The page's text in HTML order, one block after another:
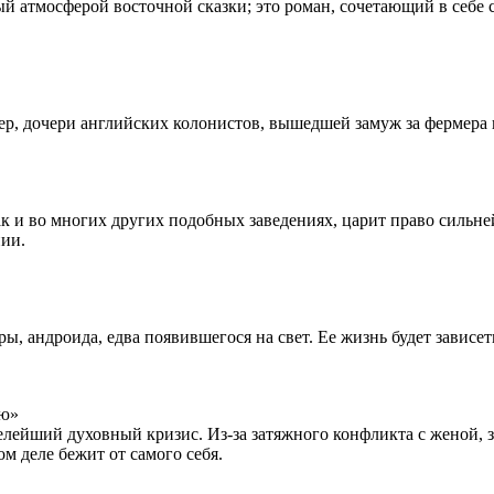
восточной сказки; это роман, сочетающий в
дочери английских колонистов, вышедшей замуж за
во многих других подобных заведениях, царит право
едва появившегося на свет. Ее жизнь будет
духовный кризис. Из-за затяжного конфликта с женой,
деле бежит от самого себя.